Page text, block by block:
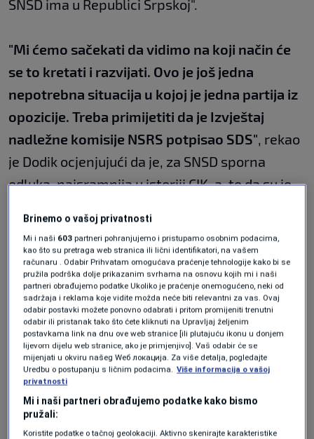
SNSD ima u Republici Srpskoj".
"Mi ćemo sačekati da vidimo na koji način će
se to kretati i razvijati. Ovo je još jedna
nepotrebna situacija u kojoj je jedna partija iz
opozicije. Treba primijetiti da je Izvještaj
nadležne komisije NSRS potpisao SDS", rekao
je Dodik ocjenjujući da je, za SNSD sporna
odluka, najsramnija u istoriji CIK-a, te da su je
Obrušio se na PIK i zaprijetio
da će RS "sa šumom,
zemljištem i rijekama izaći iz
BiH"
Dodik se posebno obrušio na Savjet za
implementaciju mira (PIK) koji je nakon
dvodnevnog zasjedanja izdao komunikee u
Brinemo o vašoj privatnosti
Mi i naši 603 partneri pohranjujemo i pristupamo osobnim podacima,
kao što su pretraga web stranica ili lični identifikatori, na vašem
računaru . Odabir Prihvatam omogućava praćenje tehnologije kako bi se
pružila podrška dolje prikazanim svrhama na osnovu kojih mi i naši
partneri obrađujemo podatke Ukoliko je praćenje onemogućeno, neki od
sadržaja i reklama koje vidite možda neće biti relevantni za vas. Ovaj
odabir postavki možete ponovno odabrati i pritom promijeniti trenutni
odabir ili pristanak tako što ćete kliknuti na Upravljaj željenim
postavkama link na dnu ove web stranice [ili plutajuću ikonu u donjem
lijevom dijelu web stranice, ako je primjenjivo]. Vaš odabir će se
mijenjati u okviru našeg Wеб локација. Za više detalja, pogledajte
Uredbu o postupanju s ličnim podacima. Više informacija o vašoj
privatnosti
Mi i naši partneri obrađujemo podatke kako bismo
pružali:
Koristite podatke o tačnoj geolokaciji. Aktivno skenirajte karakteristike